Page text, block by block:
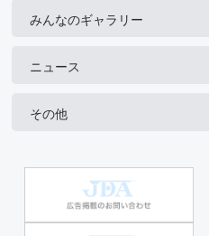
みんなのギャラリー
ニュース
その他